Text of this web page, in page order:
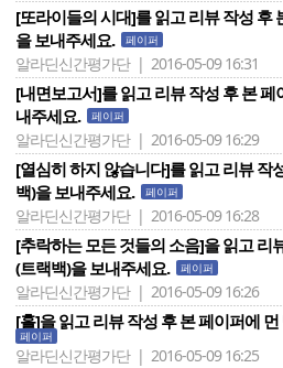
[또라이들의 시대]를 읽고 리뷰 작성 후
을 보내주세요.
페이퍼
알라딘신간평가단 | 2016-05-09 16:31
[내면보고서]를 읽고 리뷰 작성 후 본
내주세요.
페이퍼
알라딘신간평가단 | 2016-05-09 16:29
[열심히 하지 않습니다]를 읽고 리뷰 작
백)을 보내주세요.
페이퍼
알라딘신간평가단 | 2016-05-09 16:28
[추락하는 모든 것들의 소음]을 읽고 리
(트랙백)을 보내주세요.
페이퍼
알라딘신간평가단 | 2016-05-09 16:26
[홀]을 읽고 리뷰 작성 후 본 페이퍼에
페이퍼
알라딘신간평가단 | 2016-05-09 16:25